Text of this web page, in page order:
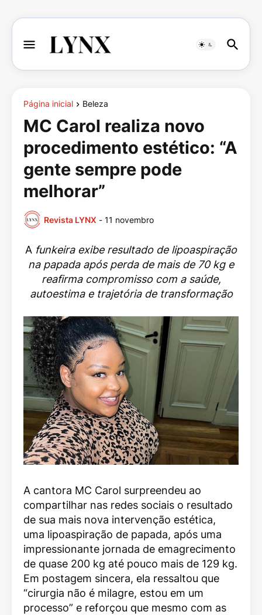
Página inicial Beleza
MC Carol realiza novo
procedimento estético: “A
gente sempre pode
melhorar”
Revista LYNX - 11 novembro
A funkeira exibe resultado de lipoaspiração
na papada após perda de mais de 70 kg e
reafirma compromisso com a saúde,
autoestima e trajetória de transformação
A cantora MC Carol surpreendeu ao
compartilhar nas redes sociais o resultado
de sua mais nova intervenção estética,
uma lipoaspiração de papada, após uma
impressionante jornada de emagrecimento
de quase 200 kg até pouco mais de 129 kg.
Em postagem sincera, ela ressaltou que
“cirurgia não é milagre, estou em um
processo” e reforçou que mesmo com as